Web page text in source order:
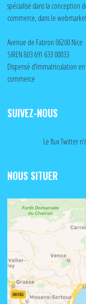
spécialisé dans la conception
commerce, dans le
Avenue de Fabron 06200 Nice
SIREN 803 691 633 00033
Dispensé d’immatriculation
commerce
SUIVEZ-NOUS
Le flux Twitter
NOUS SITUER